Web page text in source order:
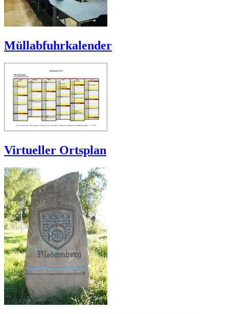
Müllabfuhrkalender
Virtueller Ortsplan